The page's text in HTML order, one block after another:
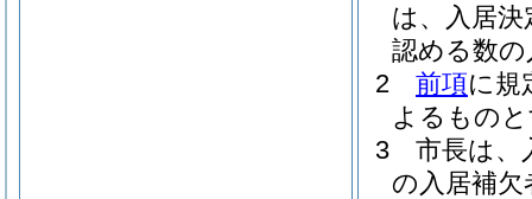
は、入居
認める数
2
前項に規
よるもの
3
市長は、
の入居補